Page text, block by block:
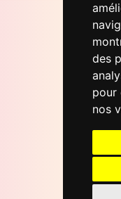
des
pour
nos
12